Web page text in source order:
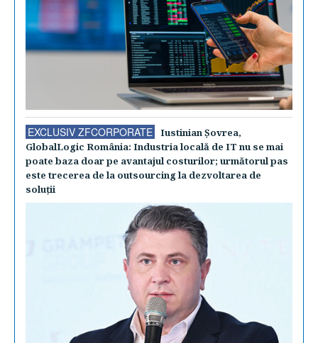
EXCLUSIV ZFCORPORATE
Iustinian Şovrea,
GlobalLogic România: Industria locală de IT nu se mai
poate baza doar pe avantajul costurilor; următorul pas
este trecerea de la outsourcing la dezvoltarea de
soluţii